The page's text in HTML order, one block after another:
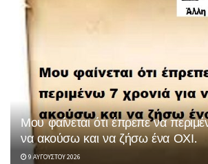
Μου φαίνεται ότι έπρεπε να
να ακούσω και να ζήσω ένα ΟΧΙ.
9 ΑΥΓΟΎΣΤΟΥ 2026